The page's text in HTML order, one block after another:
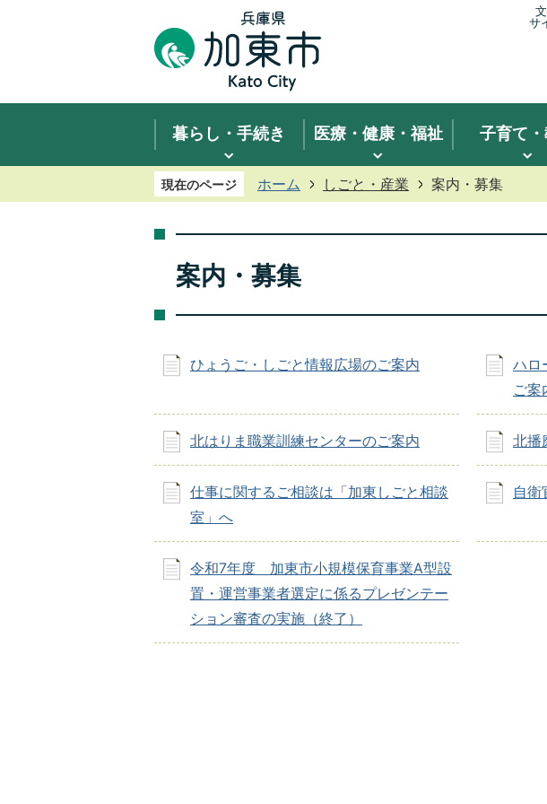
サ
暮らし・手続き 医療・健康・福祉 子育て
現在のページ ホーム しごと・産業 案内・募集
案内・募集
ひょうご・しごと情報広場のご案内
ハロ
ご案
北はりま職業訓練センターのご案内 北播
仕事に関するご相談は「加東しごと相談
室」へ
自衛
令和7年度 加東市小規模保育事業A型設
置・運営事業者選定に係るプレゼンテー
ション審査の実施（終了）